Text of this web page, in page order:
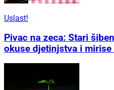
Uslast!
Pivac na zeca: Stari
okuse djetinjstva i